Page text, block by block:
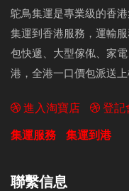
鴕鳥集運是專業級的香
集運到香港服務，運輸
包快遞、大型傢俬、家
港，全港一口價包派送
進入淘寶店 登記
集運服務
集運到港
聯繫信息